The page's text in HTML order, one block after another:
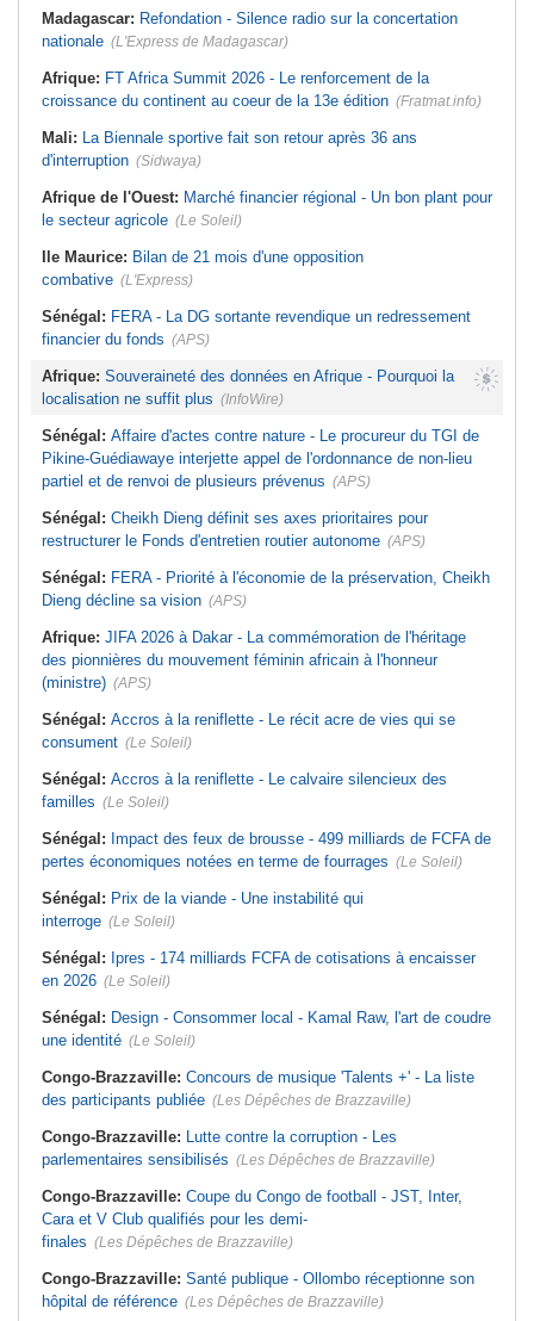
Sénégal:FERA - Priorité à
l'économie de la préservation,
Cheikh Dieng décline sa vision
Sénégal:
Cheikh Dieng définit ses
axes prioritaires pour restructurer le
Fonds d'entretien routier autonome
interconnecté « One Health »
Tunisie:
les startups à l'international
Madagascar: Refondation - Silence radio sur la concertation
nationale (L'Express de Madagascar)
Afrique: FT Africa Summit 2026 - Le renforcement de la
croissance du continent au coeur de la 13e édition (Fratmat.info)
Mali: La Biennale sportive fait son retour après 36 ans
d'interruption (Sidwaya)
Afrique de l'Ouest: Marché financier régional - Un bon plant pour
le secteur agricole (Le Soleil)
Ile Maurice: Bilan de 21 mois d'une opposition
combative (L'Express)
Sénégal: FERA - La DG sortante revendique un redressement
financier du fonds (APS)
Afrique: Souveraineté des données en Afrique - Pourquoi la
localisation ne suffit plus (InfoWire)
Sénégal: Affaire d'actes contre nature - Le procureur du TGI de
Pikine-Guédiawaye interjette appel de l'ordonnance de non-lieu
partiel et de renvoi de plusieurs prévenus (APS)
Sénégal: Cheikh Dieng définit ses axes prioritaires pour
restructurer le Fonds d'entretien routier autonome (APS)
Sénégal: FERA - Priorité à l'économie de la préservation, Cheikh
Dieng décline sa vision (APS)
Afrique: JIFA 2026 à Dakar - La commémoration de l'héritage
des pionnières du mouvement féminin africain à l'honneur
(ministre) (APS)
Sénégal: Accros à la reniflette - Le récit acre de vies qui se
consument (Le Soleil)
Sénégal: Accros à la reniflette - Le calvaire silencieux des
familles (Le Soleil)
Sénégal: Impact des feux de brousse - 499 milliards de FCFA de
pertes économiques notées en terme de fourrages (Le Soleil)
Sénégal: Prix de la viande - Une instabilité qui
interroge (Le Soleil)
Sénégal: Ipres - 174 milliards FCFA de cotisations à encaisser
en 2026 (Le Soleil)
Sénégal: Design - Consommer local - Kamal Raw, l'art de coudre
une identité (Le Soleil)
Congo-Brazzaville: Concours de musique 'Talents +' - La liste
des participants publiée (Les Dépêches de Brazzaville)
Congo-Brazzaville: Lutte contre la corruption - Les
parlementaires sensibilisés (Les Dépêches de Brazzaville)
Congo-Brazzaville: Coupe du Congo de football - JST, Inter,
Cara et V Club qualifiés pour les demi-
finales (Les Dépêches de Brazzaville)
Congo-Brazzaville: Santé publique - Ollombo réceptionne son
hôpital de référence (Les Dépêches de Brazzaville)